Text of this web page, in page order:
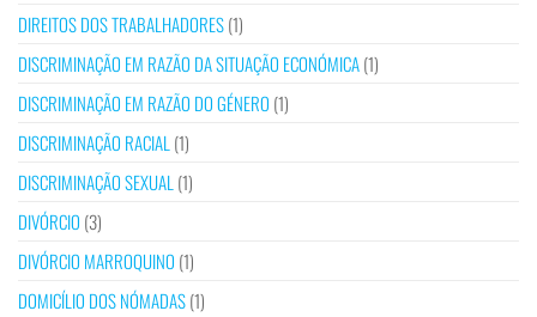
DIREITOS DOS TRABALHADORES(1)
DISCRIMINAÇÃO EM RAZÃO DA SITUAÇÃO ECONÓMICA(1)
DISCRIMINAÇÃO EM RAZÃO DO GÉNERO (1)
DISCRIMINAÇÃO RACIAL (1)
DISCRIMINAÇÃO SEXUAL (1)
DIVÓRCIO (3)
DIVÓRCIO MARROQUINO (1)
DOMICÍLIO DOS NÓMADAS(1)